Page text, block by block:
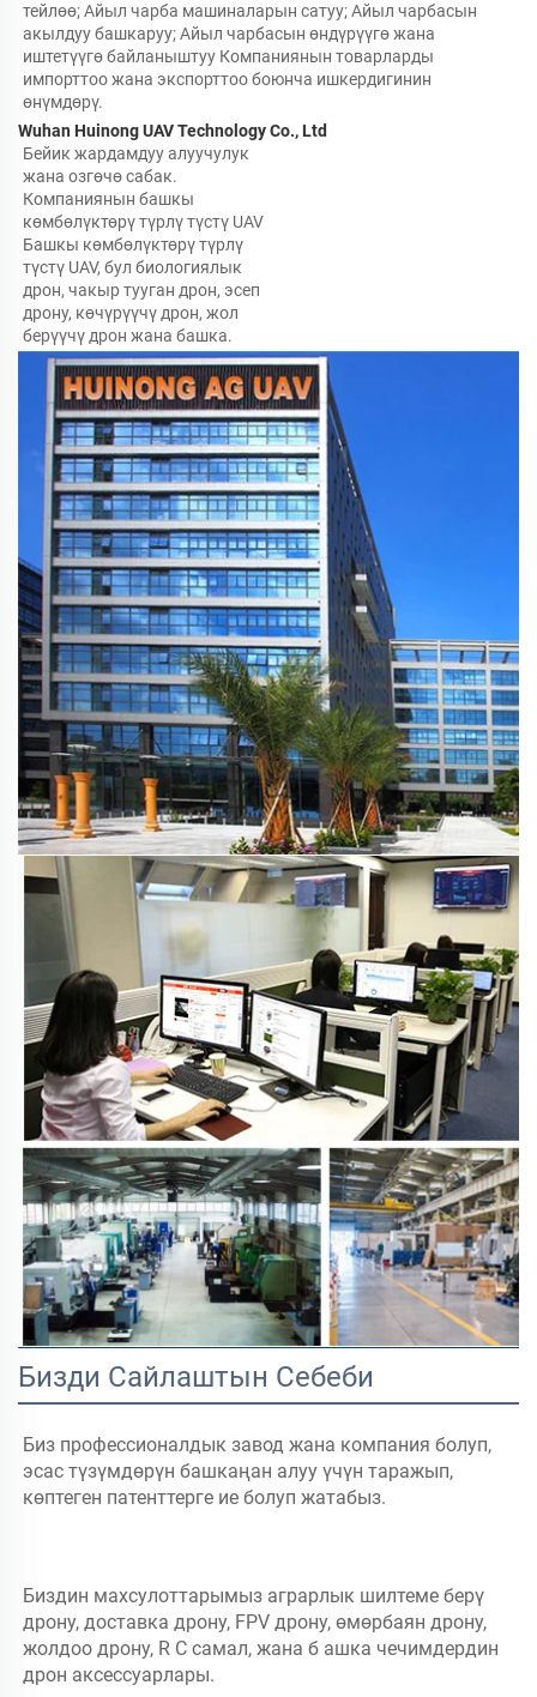
тейлөө; Айыл чарба машиналарын сатуу; Айыл чарбасын
акылдуу башкаруу; Айыл чарбасын өндүрүүгө жана
иштетүүгө байланыштуу Компаниянын товарларды
импорттоо жана экспорттоо боюнча ишкердигинин
өнүмдөрү.
Wuhan Huinong UAV Technology Co., Ltd
Бейик жардамдуу алуучулук
жана озгөчө сабак.
Компаниянын башкы
Башкы көмбөлүктөрү түрлү
түстү UAV, бул биологиялык
дрон, чакыр тууган дрон, эсеп
дрону, көчүрүүчү дрон, жол
берүүчү дрон жана башка.
Бизди Сайлаштын Себеби
Биз профессионалдык завод жана компания болуп,
эсас түзүмдөрүн башкаңан алуу үчүн таражып,
көптеген патенттерге ие болуп жатабыз.
Биздин махсулоттарымыз аграрлык шилтеме берү
дрону, доставка дрону, FPV дрону,
жолдоо дрону, R C самал, жана б ашка чечимдердин
дрон аксессуарлары.